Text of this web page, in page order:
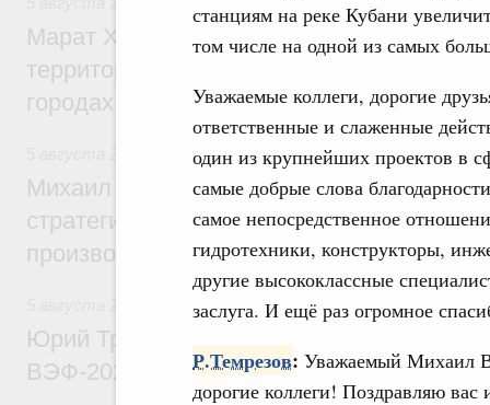
станциям на реке Кубани
том числе на одной из самых
Уважаемые коллеги, дорогие
ответственные и слаженные
один из крупнейших проектов в
самые добрые слова
самое непосредственное
гидротехники, конструкторы,
другие высококлассные
заслуга. И ещё раз огромное
Р.Темрезов: Уважаемый Михаил
дорогие коллеги! Поздравляю вас
Марат Хуснуллин: Первые проекты
территорий в Донбассе и Новороссии
городах ДНР
Вопросы производительности труда и
Михаил Мишустин дал поручения по
стратегической сессии, посвящённой
производительности труда
Общие вопросы развития ДФО
Юрий Трутнев: Опубликована
ВЭФ-2026